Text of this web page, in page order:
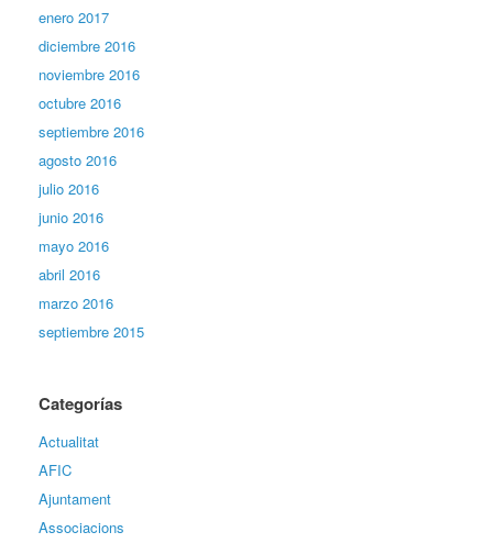
enero 2017
diciembre 2016
noviembre 2016
octubre 2016
septiembre 2016
agosto 2016
julio 2016
junio 2016
mayo 2016
abril 2016
marzo 2016
septiembre 2015
Categorías
Actualitat
AFIC
Ajuntament
Associacions